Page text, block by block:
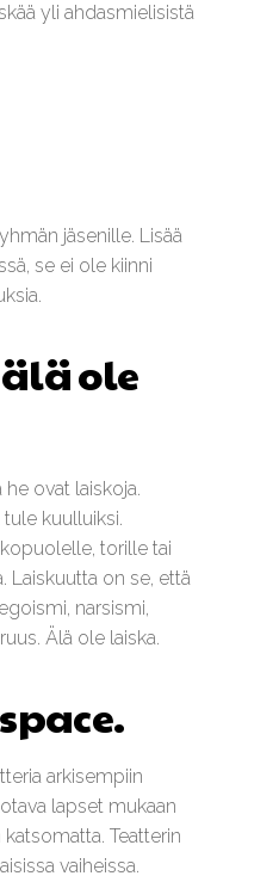
yli ahdasmielisistä
jäsenille. Lisää
se ei ole kiinni
ole
ovat laiskoja.
kuulluiksi.
torille tai
Laiskuutta on se, että
narsismi,
Älä ole laiska.
arkisempiin
lapset mukaan
Teatterin
vaiheissa.